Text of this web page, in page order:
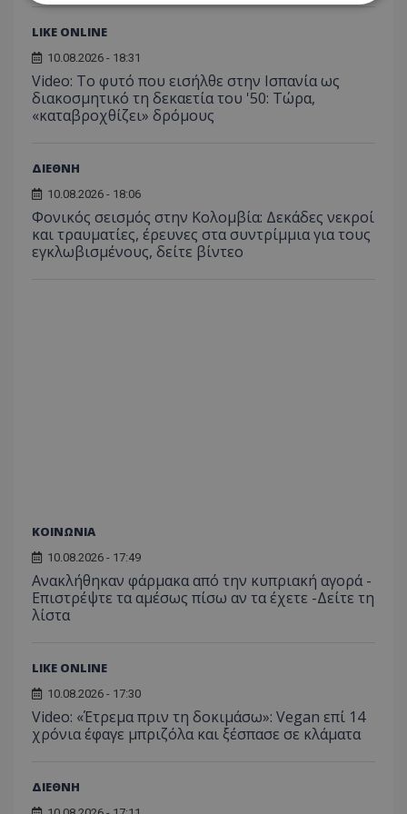
LIKE ONLINE
10.08.2026 - 18:31
Video: Το φυτό που εισήλθε στην Ισπανία ως
διακοσμητικό τη δεκαετία του '50: Τώρα,
«καταβροχθίζει» δρόμους
ΔΙΕΘΝΗ
10.08.2026 - 18:06
Φονικός σεισμός στην Κολομβία: Δεκάδες νεκροί
και τραυματίες, έρευνες στα συντρίμμια για τους
εγκλωβισμένους, δείτε βίντεο
ΚΟΙΝΩΝΙΑ
10.08.2026 - 17:49
Ανακλήθηκαν φάρμακα από την κυπριακή αγορά -
Επιστρέψτε τα αμέσως πίσω αν τα έχετε -Δείτε τη
λίστα
LIKE ONLINE
10.08.2026 - 17:30
Video: «Έτρεμα πριν τη δοκιμάσω»: Vegan επί 14
χρόνια έφαγε μπριζόλα και ξέσπασε σε κλάματα
ΔΙΕΘΝΗ
Μη ταξινομημένα
Τα απολύτως απαραίτητα cookies επιτρέπουν
Ονοματεπώνυμο
Προμηθευτής / Πεδίο
usprivacy
.lifenewscy.tothemaonline.com